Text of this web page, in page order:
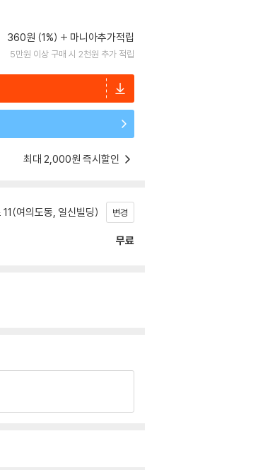
360원 (1%) 마니아추가적립
5만원 이상 구매 시 2천원 추가 적립
최대 2,000원 즉시할인
여의도동, 일신빌딩) 변경
무료